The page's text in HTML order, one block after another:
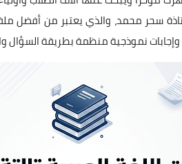
سحر محمد، والذي يعتبر من أفضل
نموذجية منظمة بطريقة السؤال